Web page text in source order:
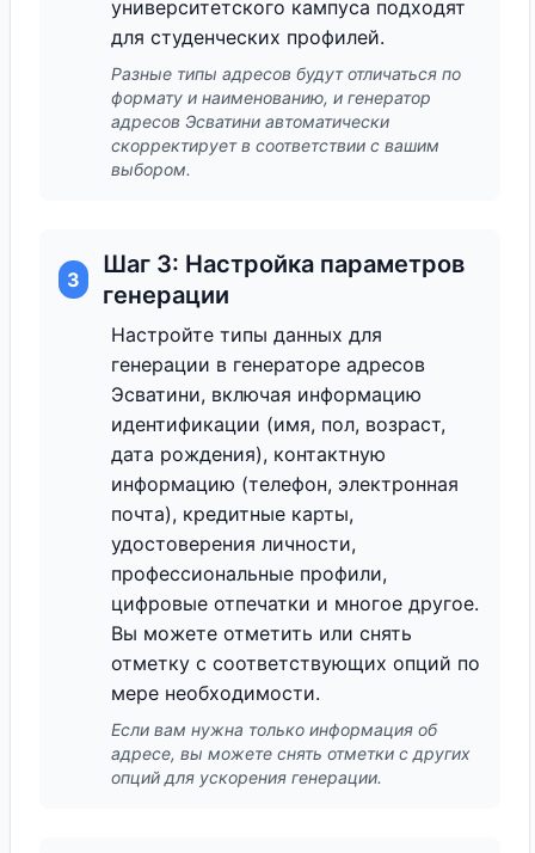
университетского кампуса подходят
для студенческих профилей.
Разные типы адресов будут отличаться по
формату и наименованию, и генератор
адресов Эсватини автоматически
скорректирует в соответствии с вашим
выбором.
3
Шаг 3: Настройка параметров
генерации
Настройте типы данных для
генерации в генераторе адресов
Эсватини, включая информацию
идентификации (имя, пол, возраст,
дата рождения), контактную
информацию (телефон, электронная
почта), кредитные карты,
удостоверения личности,
профессиональные профили,
цифровые отпечатки и многое другое.
Вы можете отметить или снять
отметку с соответствующих опций по
мере необходимости.
Если вам нужна только информация об
адресе, вы можете снять отметки с других
опций для ускорения генерации.